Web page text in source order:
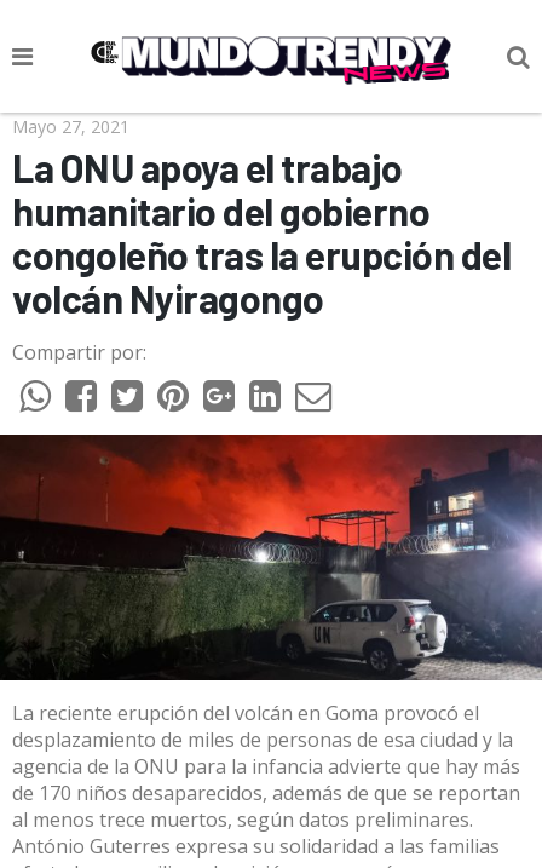
NOTICIAS
CULTURA POP
CIENCIA Y TECNOLOGÍA
VIDA
CULTURIZANDO.COM
Mayo 27, 2021
La ONU apoya el trabajo
humanitario del gobierno
congoleño tras la erupción del
volcán Nyiragongo
Compartir por:
La reciente erupción del volcán en Goma provocó el
desplazamiento de miles de personas de esa ciudad y la
agencia de la ONU para la infancia advierte que hay más
de 170 niños desaparecidos, además de que se reportan
al menos trece muertos, según datos preliminares.
António Guterres expresa su solidaridad a las familias